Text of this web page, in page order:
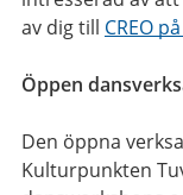
av dig till CREO
Öppen
Den öppna
Kulturpunkten